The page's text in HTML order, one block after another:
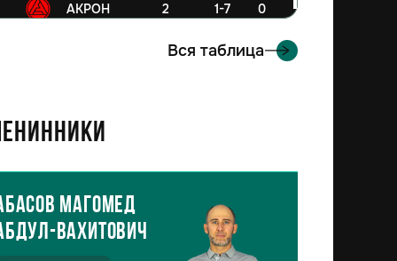
АКРОН 2 1-7 0
Вся таблица
Магомед
Вахитович